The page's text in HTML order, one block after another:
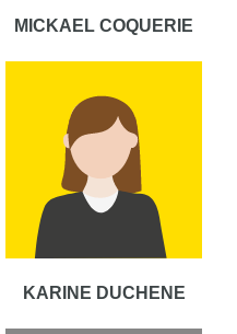
MICKAEL COQUERIE
KARINE DUCHENE